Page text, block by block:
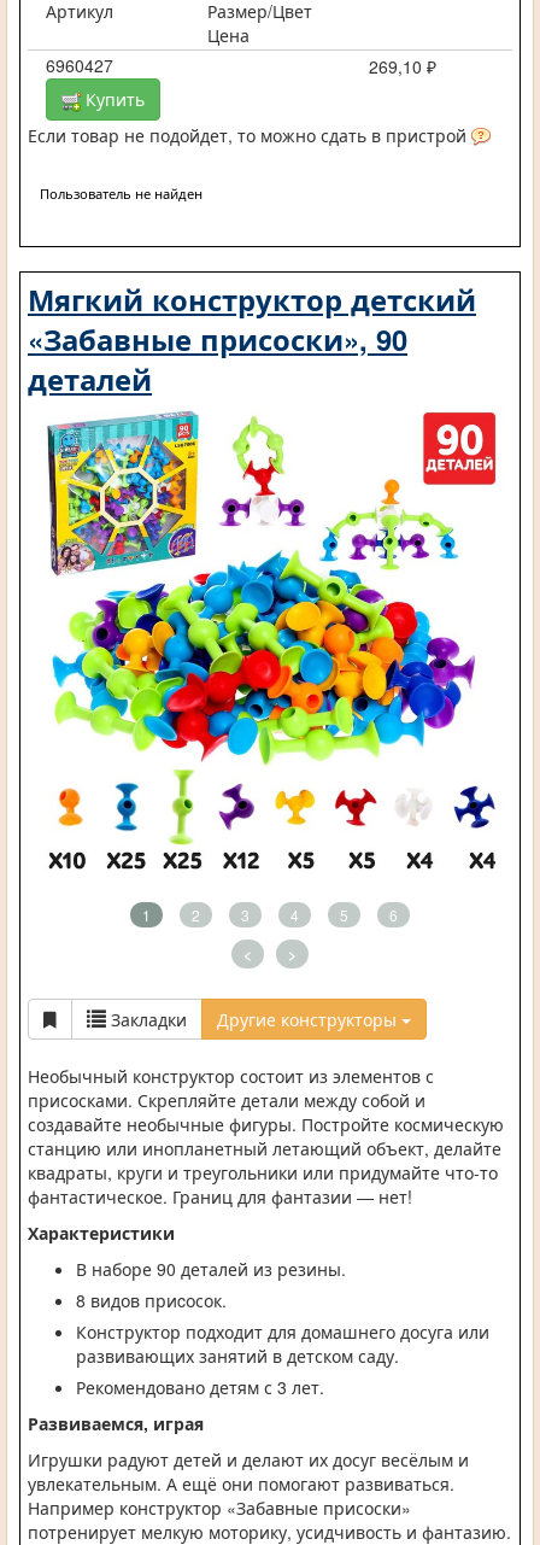
Артикул
Размер/Цвет
Цена
6960427
269,10 ₽
Купить
Если товар не подойдет, то можно сдать в пристрой
Пользователь не найден
Мягкий конструктор детский
«Забавные присоски», 90
деталей
1 2 3 4 5 6
< >
Закладки Другие конструкторы
Необычный конструктор состоит из элементов с
присосками. Скрепляйте детали между собой и
создавайте необычные фигуры. Постройте космическую
станцию или инопланетный летающий объект, делайте
квадраты, круги и треугольники или придумайте что-то
фантастическое. Границ для фантазии — нет!
Характеристики
В наборе 90 деталей из резины.
8 видов приcосок.
Конструктор подходит для домашнего досуга или
развивающих занятий в детском саду.
Рекомендовано детям с 3 лет.
Развиваемся, играя
Игрушки радуют детей и делают их досуг весёлым и
увлекательным. А ещё они помогают развиваться.
Например конструктор «Забавные присоски»
потренирует мелкую моторику, усидчивость и фантазию.